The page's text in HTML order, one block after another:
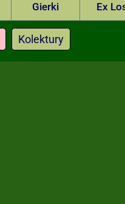
Gierki Ex
Kolektury